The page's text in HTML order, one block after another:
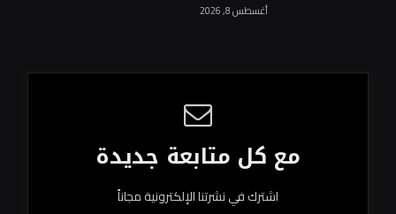
أغسطس 8, 2026
مع كل متابعة جديدة
اشترك في نشرتنا الإلكترونية مجاناً